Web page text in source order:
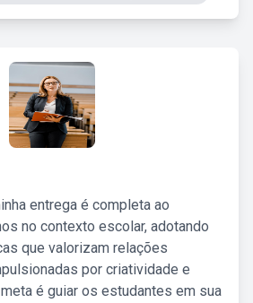
entrega é completa ao
no contexto escolar, adotando
que valorizam relações
por criatividade e
é guiar os estudantes em sua